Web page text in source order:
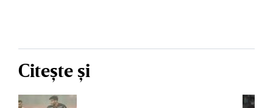
Citește și